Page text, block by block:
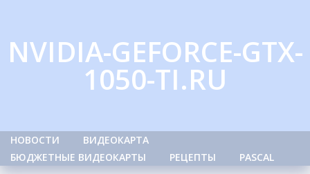
content
NVIDIA-GEFORCE-GTX-
1050-TI.RU
НОВОСТИ
ВИДЕОКАРТА
БЮДЖЕТНЫЕ ВИДЕОКАРТЫ
РЕЦЕПТЫ PASCAL